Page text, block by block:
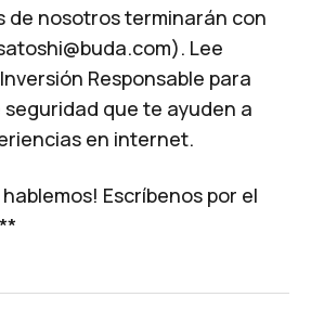
de nosotros terminarán con
). Lee
Responsable para
seguridad que te ayuden a
en internet.
Escríbenos por el